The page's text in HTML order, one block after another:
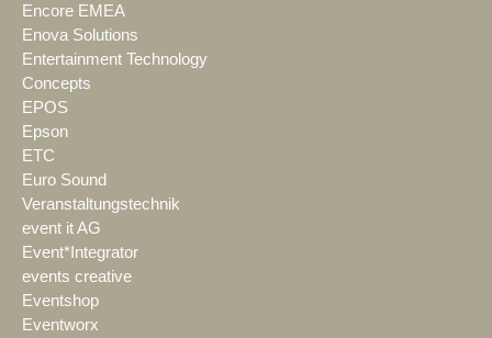
Encore EMEA
Enova Solutions
Entertainment Technology
Concepts
EPOS
Epson
ETC
Euro Sound
Veranstaltungstechnik
event it AG
Event*Integrator
events creative
Eventshop
Eventworx